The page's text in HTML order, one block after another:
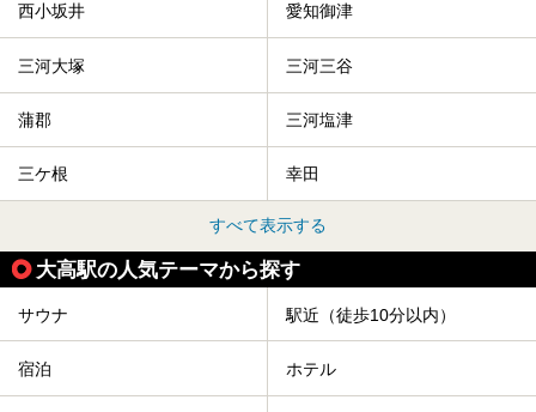
西小坂井 愛知御津
三河大塚 三河三谷
蒲郡 三河塩津
三ケ根 幸田
すべて表示する
大高駅の人気テーマから探す
サウナ 駅近（徒歩10分以内）
宿泊 ホテル